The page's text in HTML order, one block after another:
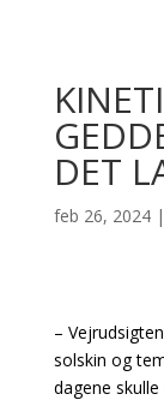
DET
feb 26, 2024|
–
solskin og
dagene